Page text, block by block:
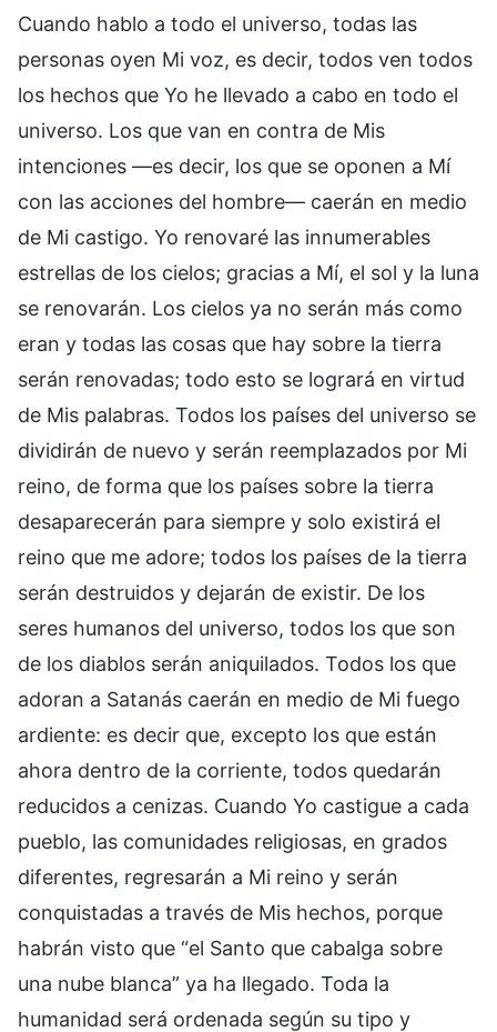
Cuando hablo a todo el universo, todas las
personas oyen Mi voz, es decir, todos ven todos
los hechos que Yo he llevado a cabo en todo el
universo. Los que van en contra de Mis
intenciones —es decir, los que se oponen a Mí
con las acciones del hombre— caerán en medio
de Mi castigo. Yo renovaré las innumerables
estrellas de los cielos; gracias a Mí, el sol y la luna
se renovarán. Los cielos ya no serán más como
eran y todas las cosas que hay sobre la tierra
serán renovadas; todo esto se logrará en virtud
de Mis palabras. Todos los países del universo se
dividirán de nuevo y serán reemplazados por Mi
reino, de forma que los países sobre la tierra
desaparecerán para siempre y solo existirá el
reino que me adore; todos los países de la tierra
serán destruidos y dejarán de existir. De los
seres humanos del universo, todos los que son
de los diablos serán aniquilados. Todos los que
adoran a Satanás caerán en medio de Mi fuego
ardiente: es decir que, excepto los que están
ahora dentro de la corriente, todos quedarán
reducidos a cenizas. Cuando Yo castigue a cada
pueblo, las comunidades religiosas, en grados
diferentes, regresarán a Mi reino y serán
conquistadas a través de Mis hechos, porque
habrán visto que “el Santo que cabalga sobre
una nube blanca” ya ha llegado. Toda la
humanidad será ordenada según su tipo y